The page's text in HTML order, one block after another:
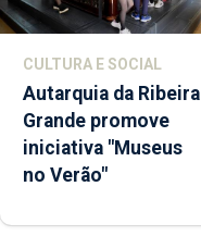
CULTURA E SOCIAL
Autarquia da Ribeira
Grande promove
iniciativa "Museus
no Verão"